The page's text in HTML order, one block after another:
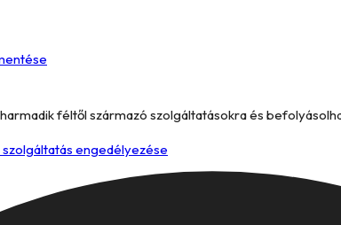
féltől származó szolgáltatásokra és
szolgáltatás engedélyezése